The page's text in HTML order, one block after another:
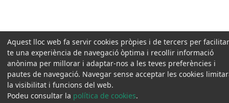
Aquest lloc web fa servir cookies pròpies i de tercers per
te una experiència de navegació òptima i recollir informació
anònima per millorar i adaptar-nos a les teves preferències i
pautes de navegació. Navegar sense acceptar les cookies
la visibilitat i funcions del web.
Podeu consultar la política de cookies.